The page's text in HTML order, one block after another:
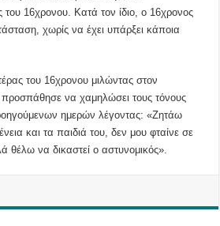
16χρονου. Κατά τον ίδιο, ο 16χρονος
χωρίς να έχει υπάρξει κάποια
του 16χρονου μιλώντας στον
προσπάθησε να χαμηλώσει τους τόνους
ημερών λέγοντας: «Ζητάω
και τα παιδιά του, δεν μου φταίνε σε
θέλω να δικαστεί ο αστυνομικός».